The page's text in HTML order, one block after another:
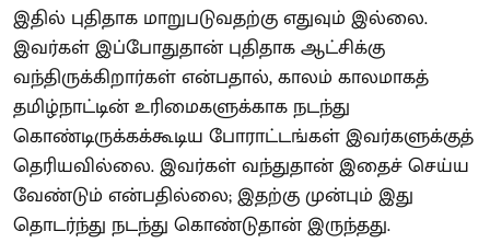
இதில் புதிதாக மாறுபடுவதற்கு எதுவும் இல்லை.
இவர்கள் இப்போதுதான் புதிதாக ஆட்சிக்கு
வந்திருக்கிறார்கள் என்பதால், காலம் காலமாகத்
தமிழ்நாட்டின் உரிமைகளுக்காக நடந்து
கொண்டிருக்கக்கூடிய போராட்டங்கள் இவர்களுக்குத்
தெரியவில்லை. இவர்கள் வந்துதான் இதைச் செய்ய
வேண்டும் என்பதில்லை; இதற்கு முன்பும் இது
தொடர்ந்து நடந்து கொண்டுதான் இருந்தது.